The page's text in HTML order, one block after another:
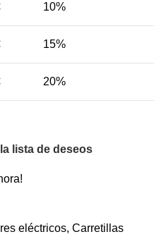
10%
15%
20%
lista de deseos
eléctricos, Carretillas